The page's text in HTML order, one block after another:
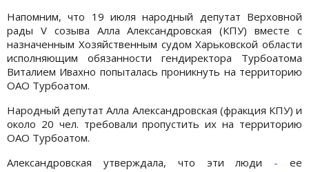
Напомним, что 19 июля народный депутат Верховной
рады V созыва Алла Александровская (КПУ) вместе с
назначенным Хозяйственным судом Харьковской области
исполняющим обязанности гендиректора Турбоатома
Виталием Ивахно попыталась проникнуть на территорию
ОАО Турбоатом.
Народный депутат Алла Александровская (фракция КПУ) и
около 20 чел. требовали пропустить их на территорию
ОАО Турбоатом.
Александровская утверждала, что эти люди - ее